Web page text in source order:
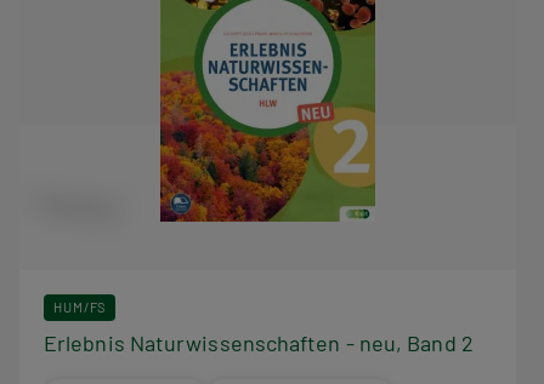
HUM/FS
Erlebnis Naturwissenschaften - neu, Band 2